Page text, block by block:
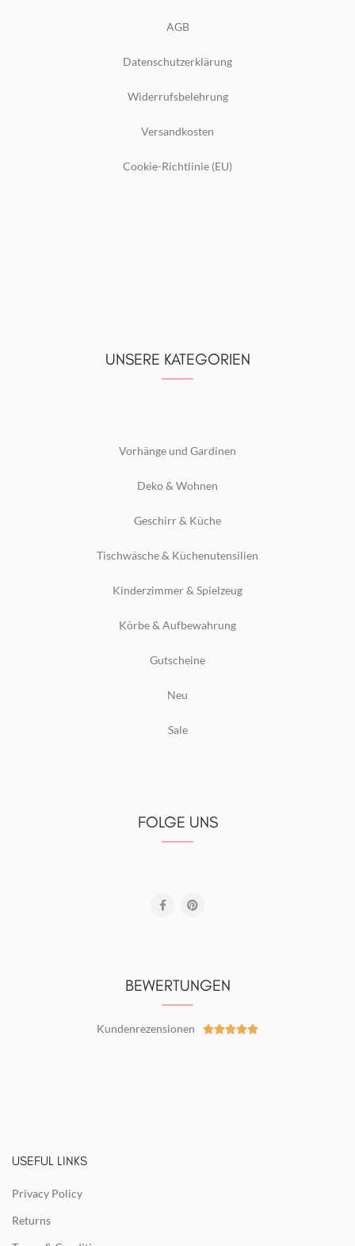
AGB
Datenschutzerklärung
Widerrufsbelehrung
Versandkosten
Cookie-Richtlinie (EU)
UNSERE KATEGORIEN
Vorhänge und Gardinen
Deko & Wohnen
Geschirr & Küche
Tischwäsche & Küchenutensilien
Kinderzimmer & Spielzeug
Körbe & Aufbewahrung
Gutscheine
Neu
Sale
FOLGE UNS
BEWERTUNGEN
Kundenrezensionen 
USEFUL LINKS
Privacy Policy
Returns